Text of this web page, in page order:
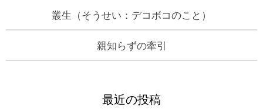
叢生（そうせい：デコボコのこと）
親知らずの牽引
最近の投稿